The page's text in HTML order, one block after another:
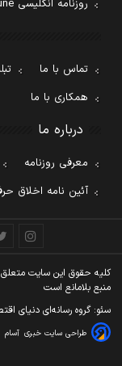
روزنامه انگلیسی Financial Tribune
تماس با ما
همکاری با ما
درباره ما
معرفی روزنامه
آئین نامه اخلاق
کليه حقوق اين سايت متعلق
منبع بلامانع است
سئو: گروه رسانه‌ای دنیای
طراحی سایت خبری آسام